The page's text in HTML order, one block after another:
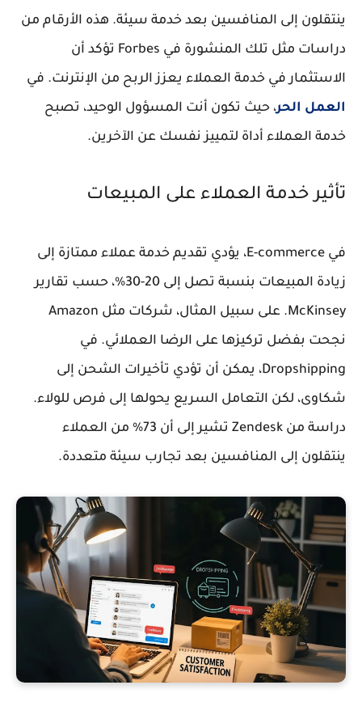
ينتقلون إلى المنافسين بعد خدمة سيئة. هذه الأرقام من
دراسات مثل تلك المنشورة في Forbes تؤكد أن
الاستثمار في خدمة العملاء يعزز الربح من الإنترنت. في
العمل الحر، حيث تكون أنت المسؤول الوحيد، تصبح
خدمة العملاء أداة لتمييز نفسك عن الآخرين.
تأثير خدمة العملاء على المبيعات
في E-commerce، يؤدي تقديم خدمة عملاء ممتازة إلى
زيادة المبيعات بنسبة تصل إلى 20-30%، حسب تقارير
McKinsey. على سبيل المثال، شركات مثل Amazon
نجحت بفضل تركيزها على الرضا العملائي. في
Dropshipping، يمكن أن تؤدي تأخيرات الشحن إلى
شكاوى، لكن التعامل السريع يحولها إلى فرص للولاء.
دراسة من Zendesk تشير إلى أن 73% من العملاء
ينتقلون إلى المنافسين بعد تجارب سيئة متعددة.